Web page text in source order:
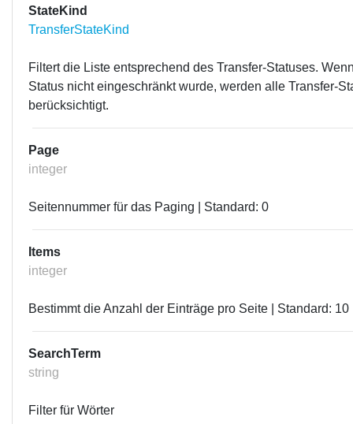
StateKind
TransferStateKind
Filtert die Liste entsprechend des Transfer-Statuses.
Status nicht eingeschränkt wurde, werden alle Transfer-
berücksichtigt.
Page
integer
Seitennummer für das Paging | Standard: 0
Items
integer
Bestimmt die Anzahl der Einträge pro Seite | Standard: 10
SearchTerm
string
Filter für Wörter